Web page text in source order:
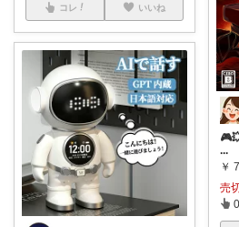
コレ いいね
...
￥
売
0